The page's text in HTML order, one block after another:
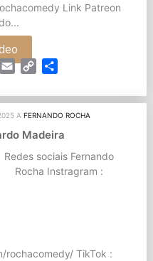
Link Patreon
Email Copy
A FERNANDO ROCHA
Madeira
Redes sociais Fernando
Rocha Instragram :
rochacomedy/ TikTok :